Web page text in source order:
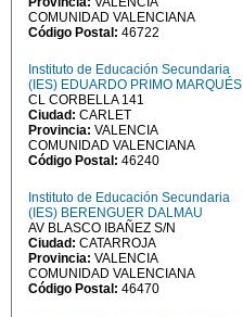
COMUNIDAD VALENCIANA
Código Postal: 46722
Instituto de Educación Secundaria
(IES) EDUARDO PRIMO MARQUÉS
CL CORBELLA 141
Ciudad: CARLET
Provincia: VALENCIA
COMUNIDAD VALENCIANA
Código Postal: 46240
Instituto de Educación Secundaria
(IES) BERENGUER DALMAU
AV BLASCO IBAÑEZ S/N
Ciudad: CATARROJA
Provincia: VALENCIA
COMUNIDAD VALENCIANA
Código Postal: 46470